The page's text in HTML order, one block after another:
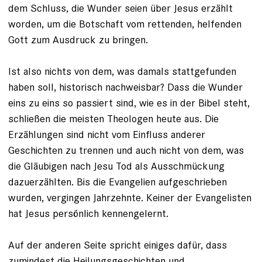
dem Schluss, die Wunder seien über Jesus erzählt
worden, um die Botschaft vom rettenden, helfenden
Gott zum Ausdruck zu bringen.
Ist also nichts von dem, was damals stattgefunden
haben soll, historisch nachweisbar? Dass die Wunder
eins zu eins so passiert sind, wie es in der Bibel steht,
schließen die meisten Theologen heute aus. Die
Erzählungen sind nicht vom Einfluss anderer
Geschichten zu trennen und auch nicht von dem, was
die Gläubigen nach Jesu Tod als Ausschmückung
dazuerzählten. Bis die Evangelien aufgeschrieben
wurden, vergingen Jahrzehnte. Keiner der Evangelisten
hat Jesus persönlich kennengelernt.
Auf der anderen Seite spricht einiges ­dafür, dass